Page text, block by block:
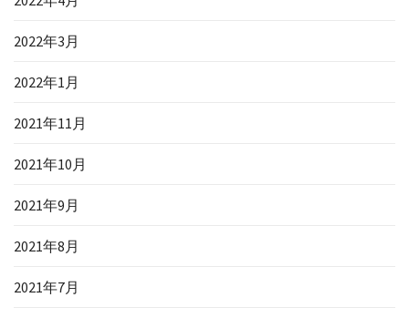
2022年3月
2022年1月
2021年11月
2021年10月
2021年9月
2021年8月
2021年7月